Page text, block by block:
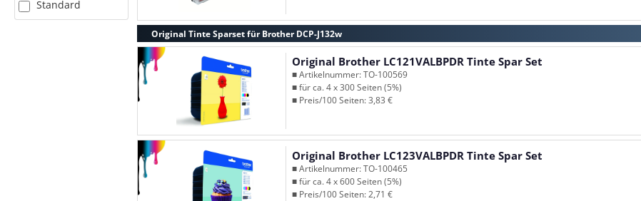
Standard
Original Tinte Sparset für Brother DCP-J132w
Original Brother LC121VALBPDR Tinte Spar Set
■ Artikelnummer: TO-100569
■ für ca. 4 x 300 Seiten (5%)
■ Preis/100 Seiten: 3,83 €
Original Brother LC123VALBPDR Tinte Spar Set
■ Artikelnummer: TO-100465
■ für ca. 4 x 600 Seiten (5%)
■ Preis/100 Seiten: 2,71 €